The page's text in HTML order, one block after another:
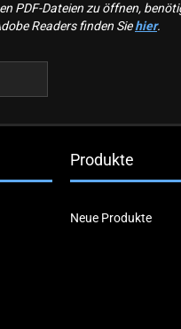
PDF-Dateien zu öffnen,
Readers finden Siehier.
Produkte
Neue Produkte